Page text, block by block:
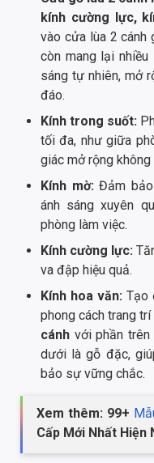
kính cường lực,
vào cửa lùa 2 cánh
còn mang lại
sáng tự nhiên, mở
đáo.
Kính trong suốt:
tối đa, như giữa
giác mở rộng không
Kính mờ:Đảm bảo
ánh sáng xuyên
phòng làm việc.
Kính cường lực:
va đập hiệu quả.
Kính hoa văn: Tạo
phong cách trang
cánh với phần
dưới là gỗ đặc,
bảo sự vững chắc.
Xem thêm: 99+
Cấp Mới Nhất Hiện